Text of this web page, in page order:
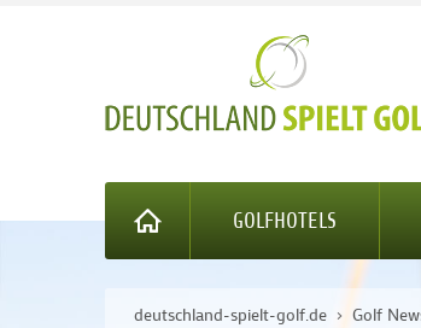
GOLFHOTELS
deutschland-spielt-golf.de Golf